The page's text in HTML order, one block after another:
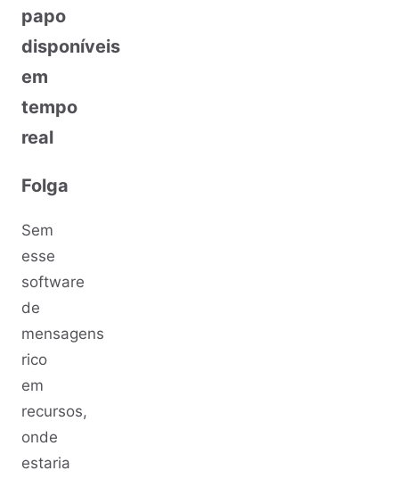
papo
disponíveis
em
tempo
real
Folga
Sem
esse
software
de
mensagens
rico
em
recursos,
onde
estaria